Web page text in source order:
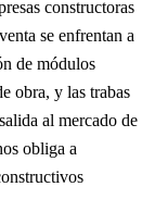
constructoras
se enfrentan a
de módulos
obra, y las trabas
al mercado de
obliga a